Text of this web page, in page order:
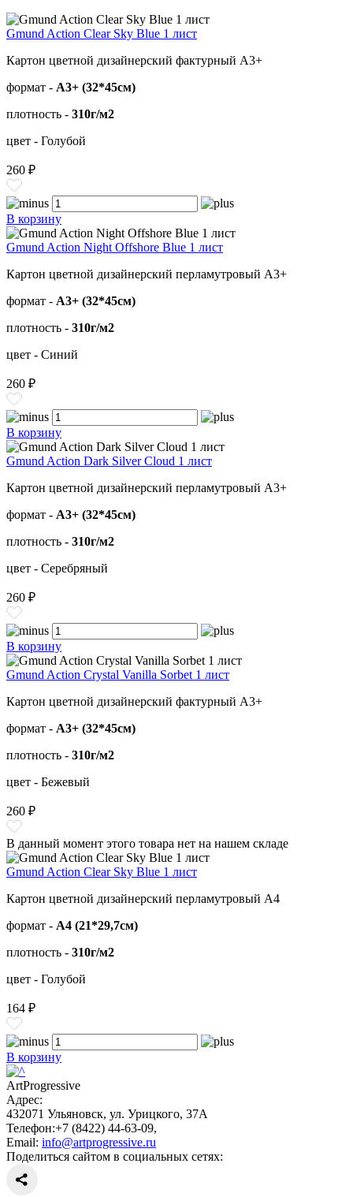
Gmund Action Clear Sky Blue 1 лист
Картон цветной дизайнерский фактурный А3+
формат - А3+ (32*45см)
плотность - 310г/м2
цвет - Голубой
260 ₽
В корзину
Gmund Action Night Offshore Blue 1 лист
Картон цветной дизайнерский перламутровый А3+
формат - А3+ (32*45см)
плотность - 310г/м2
цвет - Синий
260 ₽
В корзину
Gmund Action Dark Silver Cloud 1 лист
Картон цветной дизайнерский перламутровый А3+
формат - А3+ (32*45см)
плотность - 310г/м2
цвет - Серебряный
260 ₽
В корзину
Gmund Action Crystal Vanilla Sorbet 1 лист
Картон цветной дизайнерский фактурный А3+
формат - А3+ (32*45см)
плотность - 310г/м2
цвет - Бежевый
260 ₽
В данный момент этого товара нет на нашем складе
Gmund Action Clear Sky Blue 1 лист
Картон цветной дизайнерский перламутровый А4
формат - А4 (21*29,7см)
плотность - 310г/м2
цвет - Голубой
164 ₽
В корзину
ArtProgressive
Адрес:
432071 Ульяновск, ул. Урицкого, 37А
Телефон:+7 (8422) 44-63-09,
Email: info@artprogressive.ru
Поделиться сайтом в социальных сетях: